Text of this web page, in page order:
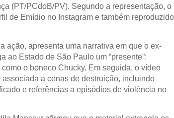
(PT/PCdoB/PV). Segundo a representação, o
de Emídio no Instagram e também reproduzido
ação, apresenta uma narrativa em que o ex-
ao Estado de São Paulo um “presente”:
o boneco Chucky. Em seguida, o vídeo
a cenas de destruição, incluindo
e referências a episódios de violência no